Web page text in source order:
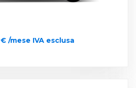
€ /mese IVA esclusa